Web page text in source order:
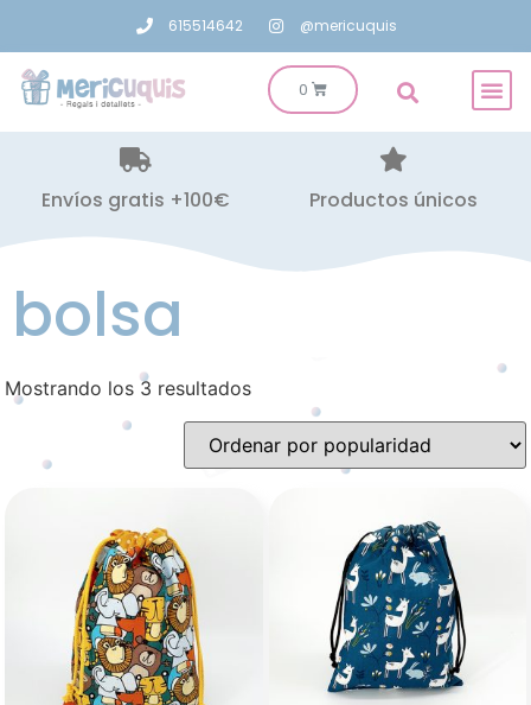
615514642 @mericuquis
Envíos gratis +100€ Productos únicos
bolsa
Mostrando los 3 resultados